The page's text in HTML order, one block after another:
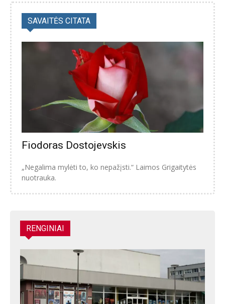
SAVAITĖS CITATA
Fiodoras Dostojevskis
„Negalima mylėti to, ko nepažįsti.“ Laimos Grigaitytės
nuotrauka.
RENGINIAI